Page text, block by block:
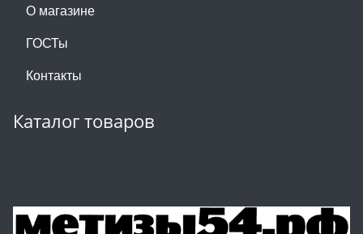
О магазине
ГОСТы
Контакты
Каталог товаров